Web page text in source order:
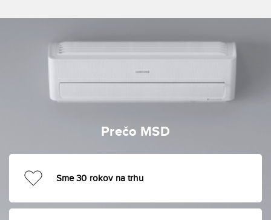
Prečo MSD
Sme 30 rokov na trhu